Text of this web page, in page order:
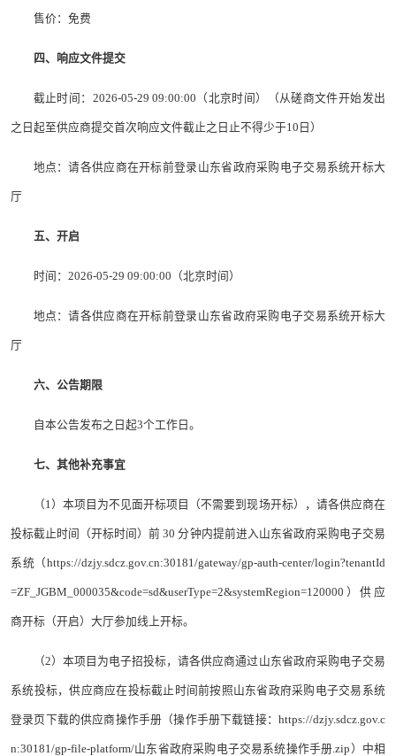
售价：免费
四、响应文件提交
截止时间：2026-05-29 09:00:00（北京时间）（从磋商文件开始发出
之日起至供应商提交首次响应文件截止之日止不得少于10日）
地点：请各供应商在开标前登录山东省政府采购电子交易系统开标大
厅
五、开启
时间：2026-05-29 09:00:00（北京时间）
地点：请各供应商在开标前登录山东省政府采购电子交易系统开标大
厅
六、公告期限
自本公告发布之日起3个工作日。
七、其他补充事宜
（1）本项目为不见面开标项目（不需要到现场开标），请各供应商在
投标截止时间（开标时间）前 30 分钟内提前进入山东省政府采购电子交易
系统（https://dzjy.sdcz.gov.cn:30181/gateway/gp-auth-center/login?tenantId
=ZF_JGBM_000035&code=sd&userType=2&systemRegion=120000）供应
商开标（开启）大厅参加线上开标。
（2）本项目为电子招投标，请各供应商通过山东省政府采购电子交易
系统投标，供应商应在投标截止时间前按照山东省政府采购电子交易系统
登录页下载的供应商操作手册（操作手册下载链接：https://dzjy.sdcz.gov.c
n:30181/gp-file-platform/山东省政府采购电子交易系统操作手册.zip）中相